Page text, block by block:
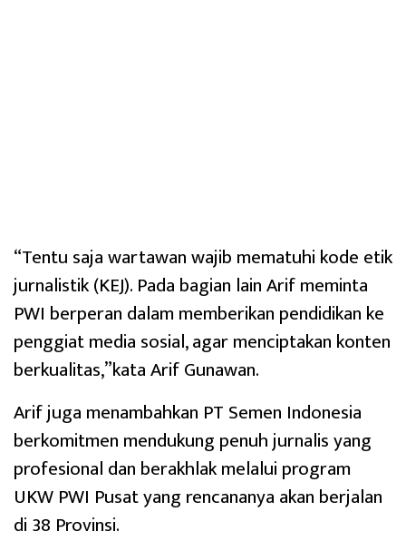
“Tentu saja wartawan wajib mematuhi kode etik
jurnalistik (KEJ). Pada bagian lain Arif meminta
PWI berperan dalam memberikan pendidikan ke
penggiat media sosial, agar menciptakan konten
berkualitas,”kata Arif Gunawan.
Arif juga menambahkan PT Semen Indonesia
berkomitmen mendukung penuh jurnalis yang
profesional dan berakhlak melalui program
UKW PWI Pusat yang rencananya akan berjalan
di 38 Provinsi.